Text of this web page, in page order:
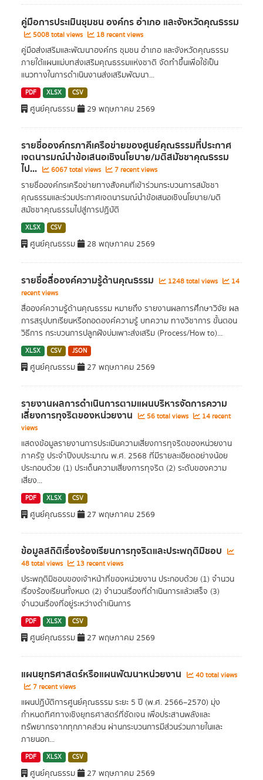
คู่มือการประเมินชุมชน องค์กร อำเภอ และจังหวัดคุณธรรม
5008 total views 18 recent views
คู่มือส่งเสริมและพัฒนาองค์กร ชุมชน อำเภอ และจังหวัดคุณธรรม
ภายใต้แผนแม่บทส่งเสริมคุณธรรมแห่งชาติ จัดทำขึ้นเพื่อใช้เป็น
แนวทางในการดำเนินงานส่งเสริมพัฒนา...
PDF XLSX CSV
ศูนย์คุณธรรม 29 พฤษภาคม 2569
รายชื่อองค์กรภาคีเครือข่ายของศูนย์คุณธรรมที่ประกาศ
เจตนารมณ์นำข้อเสนอเชิงนโยบาย/มติสมัชชาคุณธรรม
ไป... 6067 total views 7 recent views
รายชื่อองค์กรเครือข่ายทางสังคมที่เข้าร่วมกระบวนการสมัชชา
คุณธรรมและร่วมประกาศเจตนารมณ์นำข้อเสนอเชิงนโยบาย/มติ
สมัชชาคุณธรรมไปสู่การปฏิบัติ
XLSX CSV
ศูนย์คุณธรรม 28 พฤษภาคม 2569
รายชื่อสื่อองค์ความรู้ด้านคุณธรรม 1248 total views
14
recent views
สื่อองค์ความรู้ด้านคุณธรรม หมายถึง รายงานผลการศึกษาวิจัย ผล
การสรุปบทเรียนหรือถอดองค์ความรู้ บทความ ทางวิชาการ ขั้นตอน
วิธีการ กระบวนการปลูกฝังบ่มเพาะส่งเสริม (Process/How to)...
XLSX CSV JSON
ศูนย์คุณธรรม 27 พฤษภาคม 2569
รายงานผลการดำเนินการตามแผนบริหารจัดการความ
เสี่ยงการทุจริตของหน่วยงาน 56 total views
14 recent
views
แสดงข้อมูลรายงานการประเมินความเสี่ยงการทุจริตของหน่วยงาน
ภาครัฐ ประจำปีงบประมาณ พ.ศ. 2568 ที่มีรายละเอียดอย่างน้อย
ประกอบด้วย (1) ประเด็นความเสี่ยงการทุจริต (2) ระดับของความ
เสี่ยง...
PDF XLSX CSV
ศูนย์คุณธรรม 27 พฤษภาคม 2569
ข้อมูลสถิติเรื่องร้องเรียนการทุจริตและประพฤติมิชอบ
48 total views 13 recent views
ประพฤติมิชอบของเจ้าหน้าที่ของหน่วยงาน ประกอบด้วย (1) จำนวน
เรื่องร้องเรียนทั้งหมด (2) จำนวนเรื่องที่ดำเนินการแล้วเสร็จ (3)
จำนวนเรื่องที่อยู่ระหว่างดำเนินการ
PDF XLSX CSV
ศูนย์คุณธรรม 27 พฤษภาคม 2569
แผนยุทธศาสตร์หรือแผนพัฒนาหน่วยงาน
40 total views
7 recent views
แผนปฏิบัติการศูนย์คุณธรรม ระยะ 5 ปี (พ.ศ. 2566–2570) มุ่ง
กำหนดทิศทางเชิงยุทธศาสตร์ที่ชัดเจน เพื่อประสานพลังและ
ทรัพยากรจากทุกภาคส่วน ผ่านกระบวนการมีส่วนร่วมภายในและ
ภายนอก...
PDF XLSX CSV
ศูนย์คุณธรรม 27 พฤษภาคม 2569